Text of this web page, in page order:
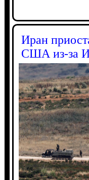
Иран
США из-за